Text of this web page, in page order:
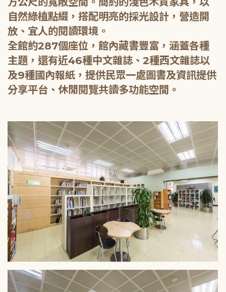
自然綠植點綴，搭配明亮的採光設計，營造開
放、宜人的閱讀環境。
全館約287個座位，館內藏書豐富，涵蓋各種
主題，還有近46種中文雜誌、2種西文雜誌以
及9種國內報紙，提供民眾一處圖書及資訊提供